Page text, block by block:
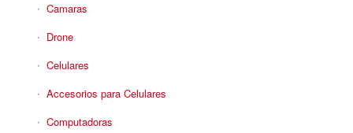
Camaras
Drone
Celulares
Accesorios para Celulares
Computadoras